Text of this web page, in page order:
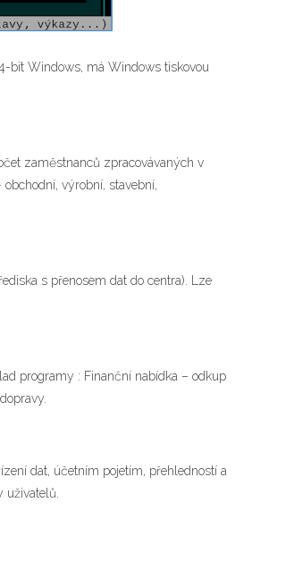
bit Windows, má Windows tiskovou
zaměstnanců zpracovávaných v
výrobní, stavební,
s přenosem dat do centra). Lze
programy : Finanční nabídka – odkup
dat, účetním pojetím, přehledností a
uživatelů.